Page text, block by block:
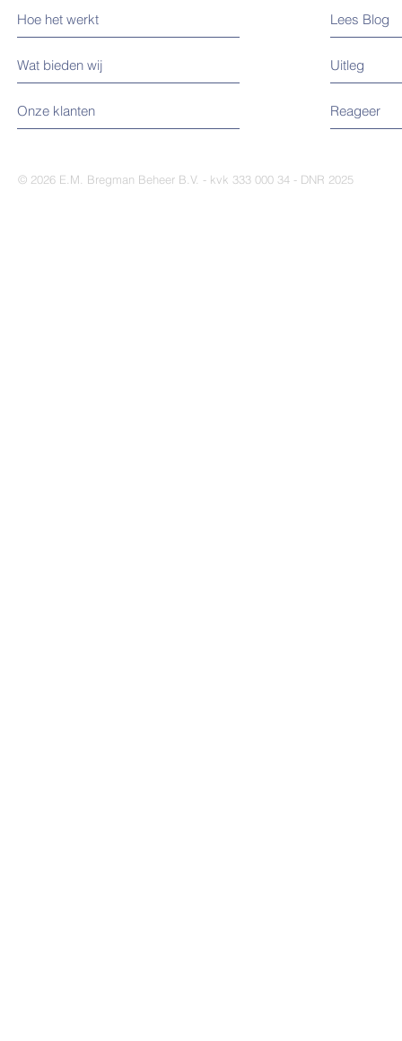
Hoe het werkt
Wat bieden wij
Onze klanten
Lees Blog
Uitleg
Reageer
© 2026 E.M. Bregman Beheer B.V. - kvk 333 000 34 - DNR 2025